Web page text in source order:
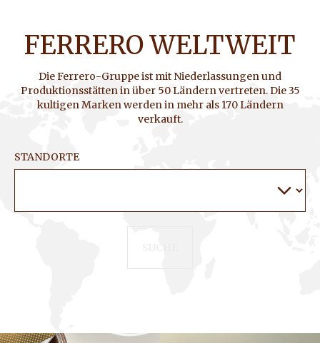
FERRERO WELTWEIT
Die Ferrero-Gruppe ist mit Niederlassungen und
Produktionsstätten in über 50 Ländern vertreten. Die 35
kultigen Marken werden in mehr als 170 Ländern
verkauft.
STANDORTE